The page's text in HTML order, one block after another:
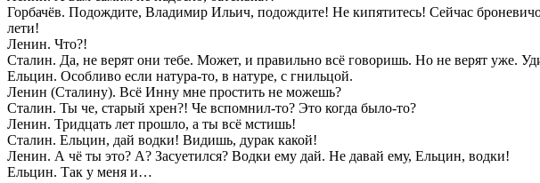
Горбачёв. Подождите, Владимир Ильич, подождите! Не кипятитесь! Сейчас
лети!
Ленин. Что?!
Сталин. Да, не верят они тебе. Может, и правильно всё говоришь. Но не верят уже.
Ельцин. Особливо если натура-то, в натуре, с гнильцой.
Ленин (Сталину). Всё Инну мне простить не можешь?
Сталин. Ты че, старый хрен?! Че вспомнил-то? Это когда было-то?
Ленин. Тридцать лет прошло, а ты всё мстишь!
Сталин. Ельцин, дай водки! Видишь, дурак какой!
Ленин. А чё ты это? А? Засуетился? Водки ему дай. Не давай ему, Ельцин, водки!
Ельцин. Так у меня и…